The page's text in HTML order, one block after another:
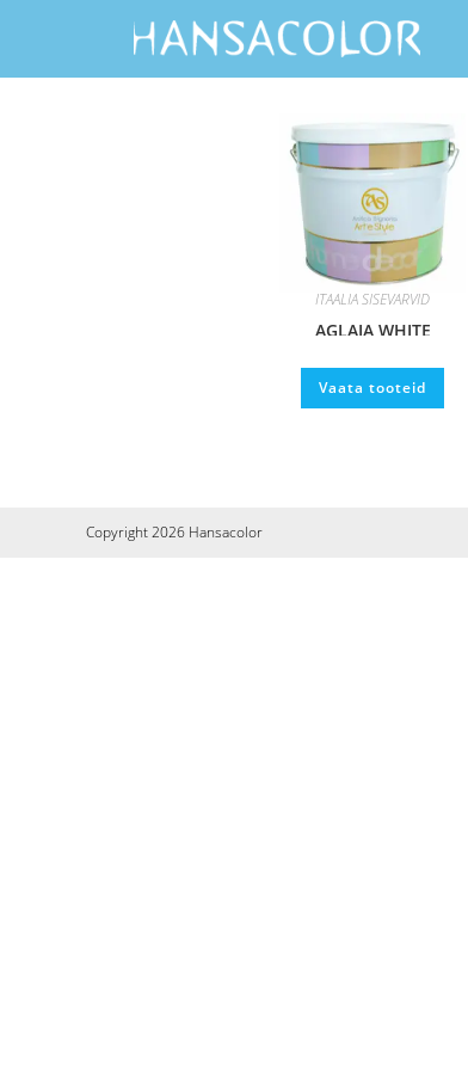
ITAALIA SISEVÄRVID
AGLAIA WHITE
Vaata tooteid
Copyright 2026 Hansacolor